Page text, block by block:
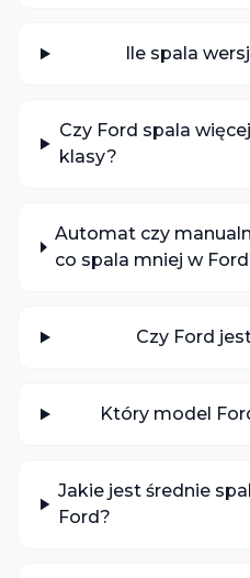
Ile spala
Czy Ford spala
klasy?
Automat czy
co spala mniej w
Czy Ford
Który model
Jakie jest średnie
Ford?